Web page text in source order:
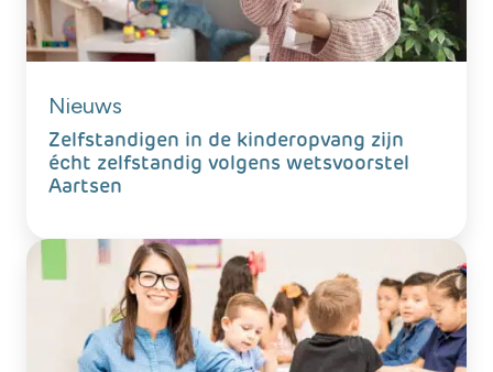
Nieuws
Zelfstandigen in de kinderopvang zijn
écht zelfstandig volgens wetsvoorstel
Aartsen